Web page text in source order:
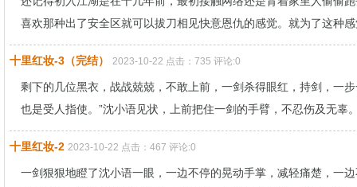
喜欢那种出了安全区就可以拔刀相见快意恩仇的感觉。就为了这种
十里红妆-3（完结） 2023-10-22 点击：735 评论:0
剩下的几位黑衣，战战兢兢，不敢上前，一剑杀得眼红，持剑，一
也是受人指使。”沈小语见状，上前把住一剑的手臂，不忍伤及无辜
十里红妆-2 2023-10-22 点击：467 评论:0
一剑狠狠地瞪了沈小语一眼，一边不停的晃动手掌，减轻痛楚，一